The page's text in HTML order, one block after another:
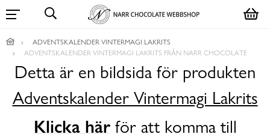
ADVENTSKALENDER VINTERMAGI LAKRITS
ADVENTSKALENDER VINTERMAGI LAKRITS FRÅN NARR CHOCOLATE
Detta är en bildsida för produkten
Adventskalender Vintermagi Lakrits
Klicka härför att komma till